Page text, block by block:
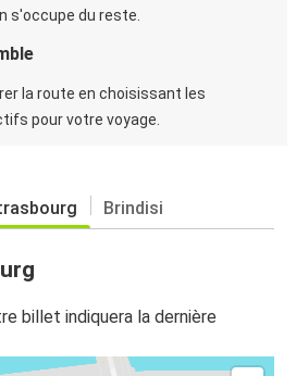
s'occupe du reste.
la route en choisissant les
pour votre voyage.
Brindisi
billet indiquera la dernière